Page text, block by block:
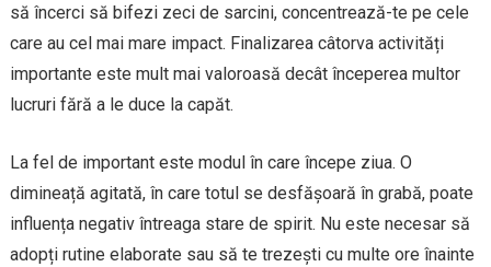
să încerci să bifezi zeci de sarcini, concentrează-te pe cele
care au cel mai mare impact. Finalizarea câtorva activități
importante este mult mai valoroasă decât începerea multor
lucruri fără a le duce la capăt.
La fel de important este modul în care începe ziua. O
dimineață agitată, în care totul se desfășoară în grabă, poate
influența negativ întreaga stare de spirit. Nu este necesar să
adopți rutine elaborate sau să te trezești cu multe ore înainte